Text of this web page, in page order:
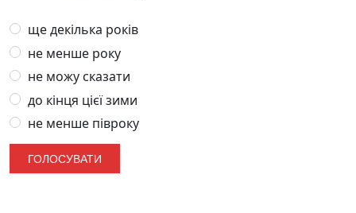
ще декілька років
не менше року
не можу сказати
до кінця цієї зими
не менше півроку